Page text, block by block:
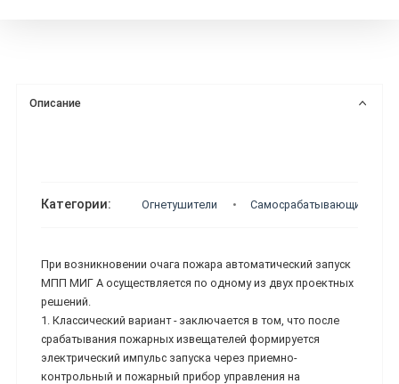
Описание
Категории: Огнетушители Самосрабатывающие
При возникновении очага пожара автоматический запуск
МПП МИГ А осуществляется по одному из двух проектных
решений.
1. Классический вариант - заключается в том, что после
срабатывания пожарных извещателей формируется
электрический импульс запуска через приемно-
контрольный и пожарный прибор управления на